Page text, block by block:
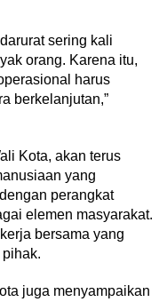
sering kali
orang. Karena itu,
harus
berkelanjutan,”
Kota, akan terus
yang
perangkat
elemen masyarakat.
bersama yang
juga menyampaikan